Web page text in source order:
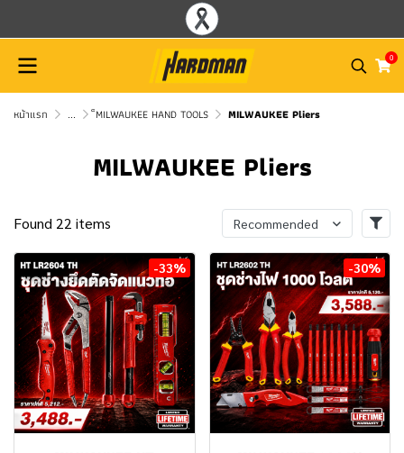
0
หน้าแรก ... ็MILWAUKEE HAND TOOLS MILWAUKEE Pliers
MILWAUKEE Pliers
Found 22 items Recommended
-33% -30%